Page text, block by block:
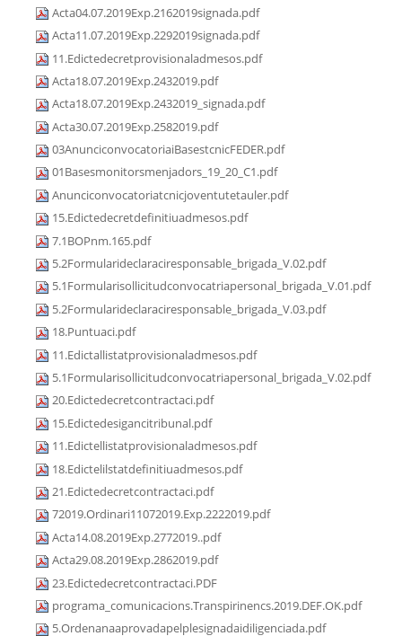
Acta04.07.2019Exp.2162019signada.pdf
Acta11.07.2019Exp.2292019signada.pdf
11.Edictedecretprovisionaladmesos.pdf
Acta18.07.2019Exp.2432019.pdf
Acta18.07.2019Exp.2432019_signada.pdf
Acta30.07.2019Exp.2582019.pdf
03AnunciconvocatoriaiBasestcnicFEDER.pdf
01Basesmonitorsmenjadors_19_20_C1.pdf
Anunciconvocatoriatcnicjoventutetauler.pdf
15.Edictedecretdefinitiuadmesos.pdf
7.1BOPnm.165.pdf
5.2Formularideclaraciresponsable_brigada_V.02.pdf
5.1Formularisollicitudconvocatriapersonal_brigada_V.01.pdf
5.2Formularideclaraciresponsable_brigada_V.03.pdf
18.Puntuaci.pdf
11.Edictallistatprovisionaladmesos.pdf
5.1Formularisollicitudconvocatriapersonal_brigada_V.02.pdf
20.Edictedecretcontractaci.pdf
15.Edictedesigancitribunal.pdf
11.Edictellistatprovisionaladmesos.pdf
18.Edictelilstatdefinitiuadmesos.pdf
21.Edictedecretcontractaci.pdf
72019.Ordinari11072019.Exp.2222019.pdf
Acta14.08.2019Exp.2772019..pdf
Acta29.08.2019Exp.2862019.pdf
23.Edictedecretcontractaci.PDF
programa_comunicacions.Transpirinencs.2019.DEF.OK.pdf
5.Ordenanaaprovadapelplesignadaidiligenciada.pdf